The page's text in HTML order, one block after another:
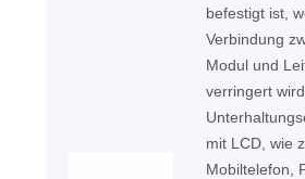
befestigt ist,
Verbindung
Modul und
verringert
mit LCD, wie
Mobiltelefon,